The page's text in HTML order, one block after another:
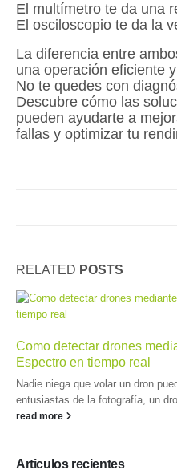
El multímetro te da una
El osciloscopio te da la
La diferencia entre
una operación eficiente
No te quedes con
Descubre cómo las
pueden ayudarte a
fallas y optimizar tu
RELATED POSTS
Como detectar drones
Espectro en tiempo real
Nadie niega que volar un dron
entusiastas de la fotografía, un
read more
Articulos recientes